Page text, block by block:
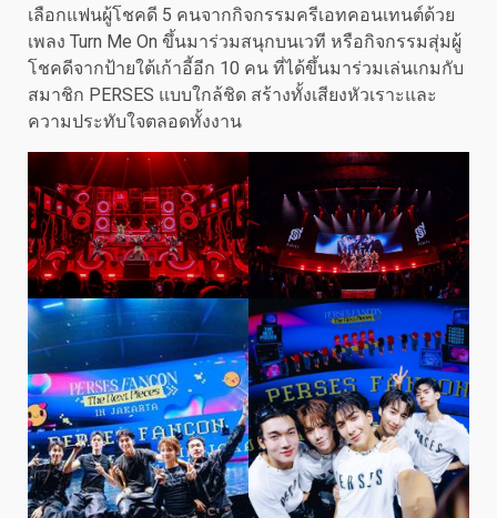
เลือกแฟนผู้โชคดี 5 คนจากกิจกรรมครีเอทคอนเทนต์ด้วย
เพลง Turn Me On ขึ้นมาร่วมสนุกบนเวที หรือกิจกรรมสุ่มผู้
โชคดีจากป้ายใต้เก้าอี้อีก 10 คน ที่ได้ขึ้นมาร่วมเล่นเกมกับ
สมาชิก PERSES แบบใกล้ชิด สร้างทั้งเสียงหัวเราะและ
ความประทับใจตลอดทั้งงาน